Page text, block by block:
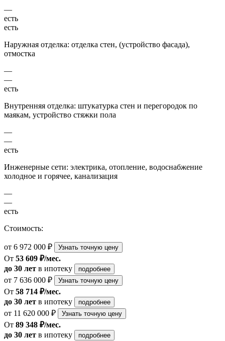
—
есть
есть
Наружная отделка: отделка стен, (устройство фасада),
отмостка
—
—
есть
Внутренняя отделка: штукатурка стен и перегородок по
маякам, устройство стяжки пола
—
—
есть
Инженерные сети: электрика, отопление, водоснабжение
холодное и горячее, канализация
—
—
есть
Стоимость:
от 6 972 000 ₽ Узнать точную цену
От 53 609 ₽/мес.
до 30 лет в ипотеку подробнее
от 7 636 000 ₽ Узнать точную цену
От 58 714 ₽/мес.
до 30 лет в ипотеку подробнее
от 11 620 000 ₽ Узнать точную цену
От 89 348 ₽/мес.
до 30 лет в ипотеку подробнее